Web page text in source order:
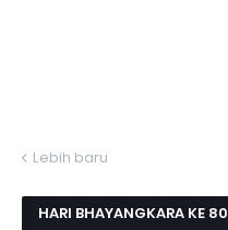
Lebih baru
HARI BHAYANGKARA KE 80